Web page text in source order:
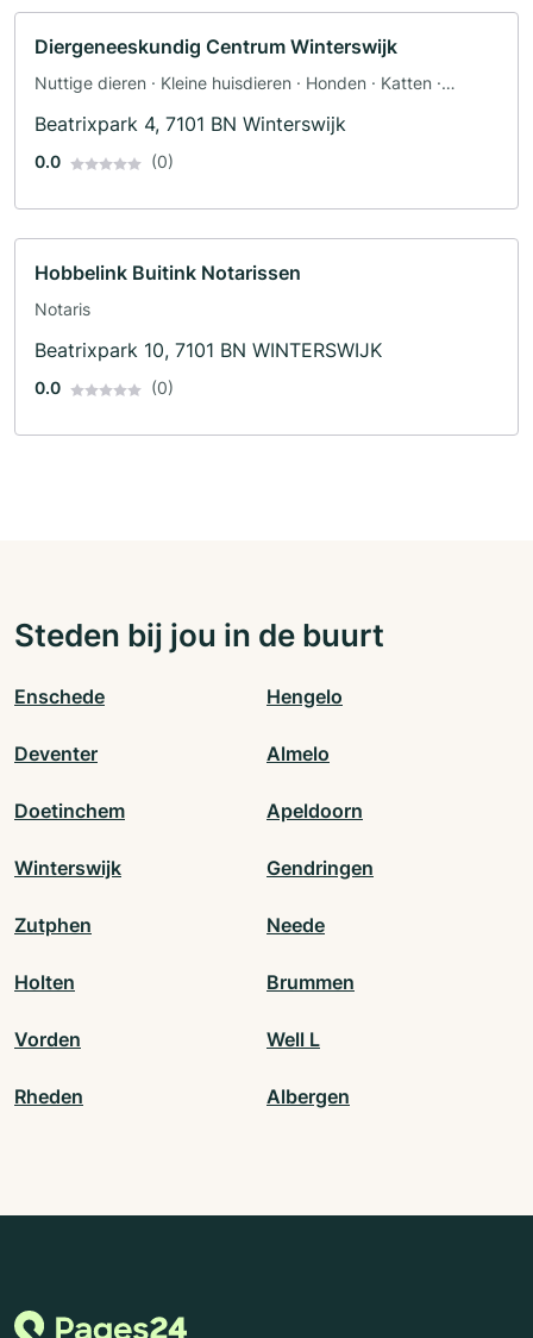
Diergeneeskundig Centrum Winterswijk
Nuttige dieren · Kleine huisdieren · Honden · Katten ·
Beatrixpark 4, 7101 BN Winterswijk
0.0 (0)
Hobbelink Buitink Notarissen
Notaris
Beatrixpark 10, 7101 BN WINTERSWIJK
0.0 (0)
Steden bij jou in de buurt
Enschede Hengelo
Deventer Almelo
Doetinchem Apeldoorn
Winterswijk Gendringen
Zutphen Neede
Holten Brummen
Vorden Well L
Rheden Albergen